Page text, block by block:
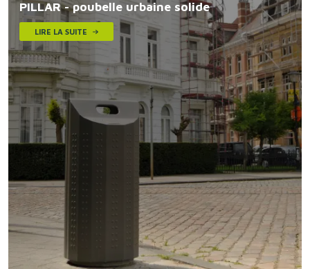
PILLAR - poubelle urbaine solide
LIRE LA SUITE